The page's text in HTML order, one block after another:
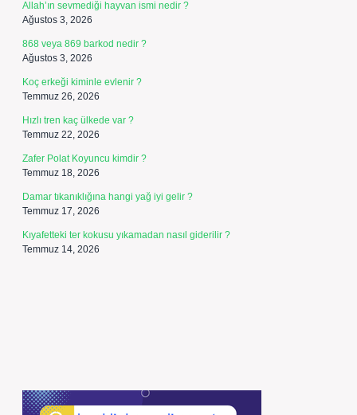
Allah’ın sevmediği hayvan ismi nedir ?
Ağustos 3, 2026
868 veya 869 barkod nedir ?
Ağustos 3, 2026
Koç erkeği kiminle evlenir ?
Temmuz 26, 2026
Hızlı tren kaç ülkede var ?
Temmuz 22, 2026
Zafer Polat Koyuncu kimdir ?
Temmuz 18, 2026
Damar tıkanıklığına hangi yağ iyi gelir ?
Temmuz 17, 2026
Kıyafetteki ter kokusu yıkamadan nasıl giderilir ?
Temmuz 14, 2026